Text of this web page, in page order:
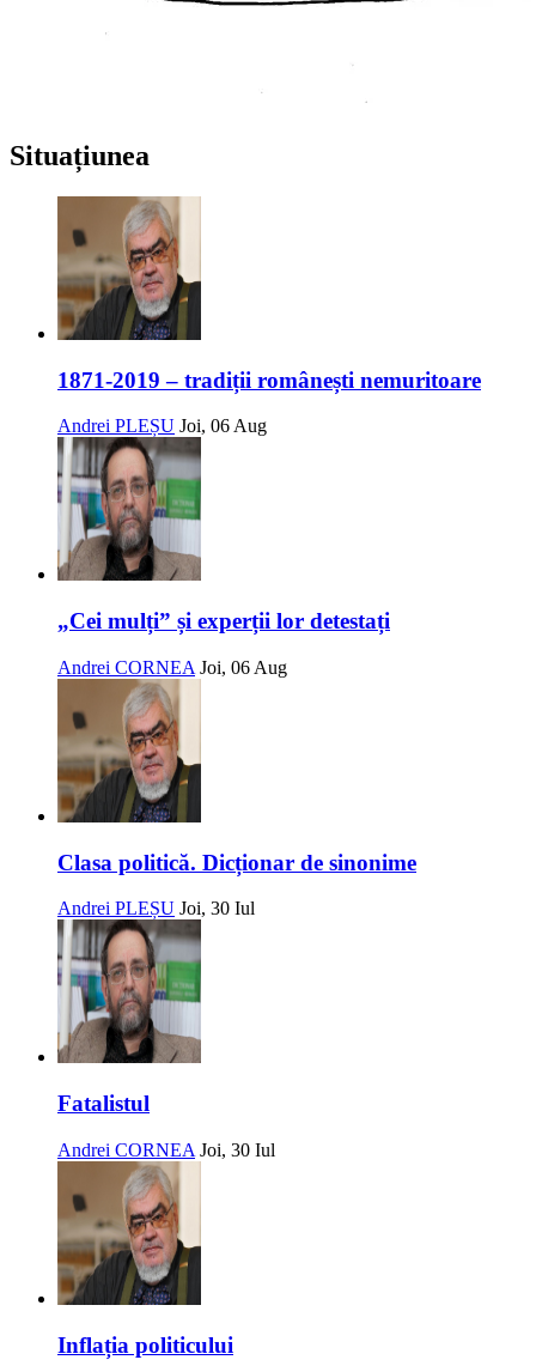
Situațiunea
1871-2019 – tradiții românești nemuritoare
Andrei PLEȘU Joi, 06 Aug
„Cei mulți” și experții lor detestați
Andrei CORNEA Joi, 06 Aug
Clasa politică. Dicționar de sinonime
Andrei PLEȘU Joi, 30 Iul
Fatalistul
Andrei CORNEA Joi, 30 Iul
Inflația politicului